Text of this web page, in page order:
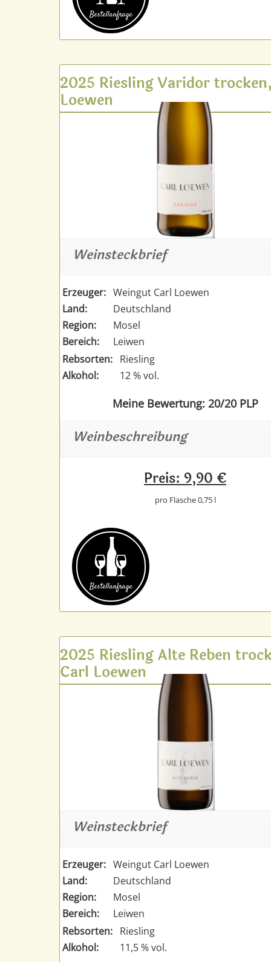
Bestell­anfrage
2025 Riesling Varidor
Loewen
Weinsteckbrief
Erzeuger: Weingut Carl Loewen
Land:
Deutschland
Region:
Mosel
Bereich:
Leiwen
Rebsorten: Riesling
Alkohol:
12 % vol.
Meine Bewertung: 20/20 PLP
Weinbeschreibung
Preis: 9,90 €
pro Flasche 0,75 l
Bestell­anfrage
2025 Riesling Alte Reben
Carl Loewen
Weinsteckbrief
Erzeuger: Weingut Carl Loewen
Land:
Deutschland
Region:
Mosel
Bereich:
Leiwen
Rebsorten: Riesling
Alkohol:
11,5 % vol.